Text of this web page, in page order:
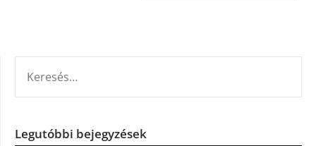
Legutóbbi bejegyzések